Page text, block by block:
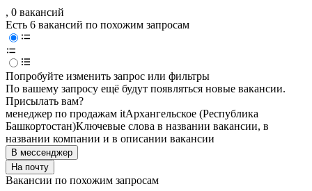
, 0 вакансий
Есть 6 вакансий по похожим запросам
Попробуйте изменить запрос или фильтры
По вашему запросу ещё будут появляться новые вакансии.
Присылать вам?
менеджер по продажам itАрхангельское (Республика
Башкортостан)Ключевые слова в названии вакансии, в
названии компании и в описании вакансии
В мессенджер
На почту
Вакансии по похожим запросам